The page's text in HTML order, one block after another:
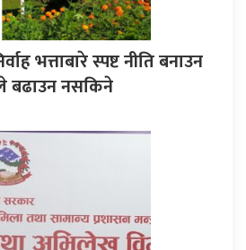
भत्ताबारे स्पष्ट नीति बनाउन
नसकिने